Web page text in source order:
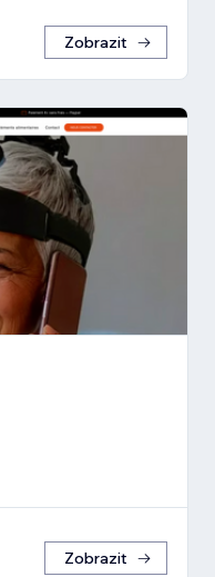
Zobrazit
Zobrazit